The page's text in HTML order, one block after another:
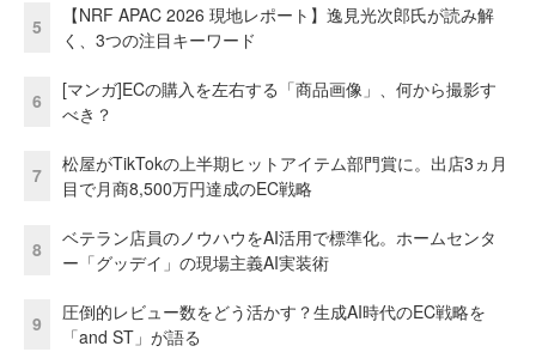
5
【NRF APAC 2026 現地レポート】逸見光次郎氏が読み解
く、3つの注目キーワード
6
[マンガ]ECの購入を左右する「商品画像」、何から撮影す
べき？
7
松屋がTikTokの上半期ヒットアイテム部門賞に。出店3ヵ月
目で月商8,500万円達成のEC戦略
8
ベテラン店員のノウハウをAI活用で標準化。ホームセンタ
ー「グッデイ」の現場主義AI実装術
9
圧倒的レビュー数をどう活かす？生成AI時代のEC戦略を
「and ST」が語る